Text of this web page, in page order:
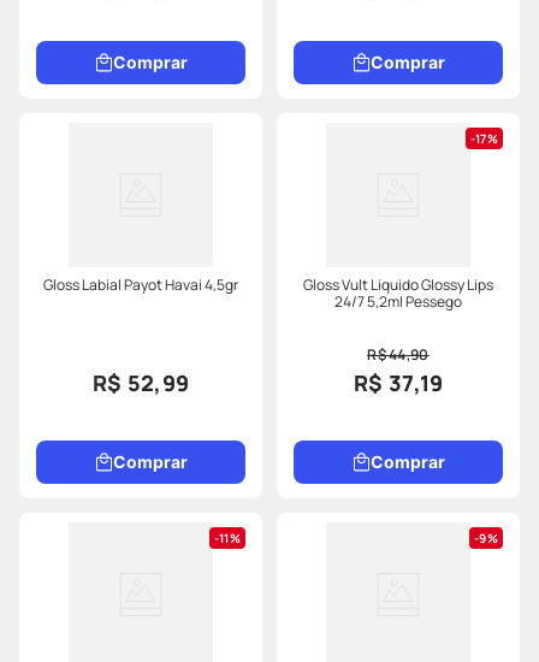
Comprar Comprar
Gloss Labial Payot Havai 4,5gr
R$ 52,99
Comprar
17%
Gloss Vult Liquido Glossy Lips
24/7 5,2ml Pessego
R$ 44,90
R$ 37,19
Comprar
11% 9%